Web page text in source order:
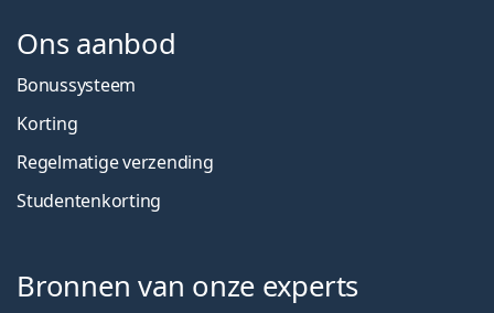
Ons aanbod
Bonussysteem
Korting
Regelmatige verzending
Studentenkorting
Bronnen van onze experts